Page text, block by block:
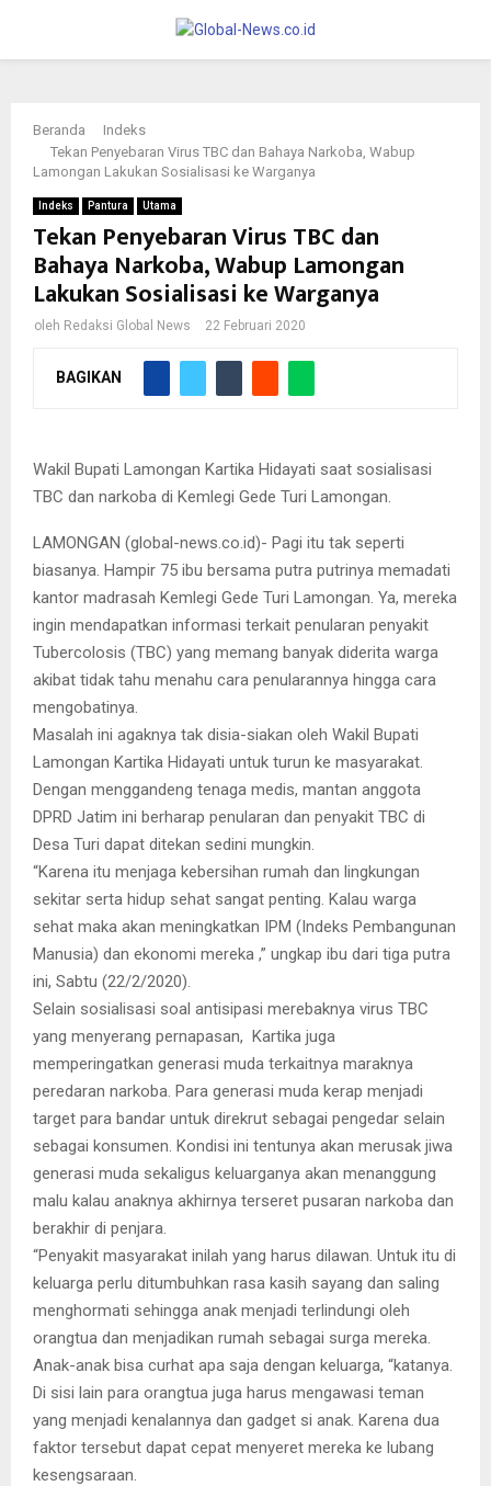
PRIMARY
MENU
Beranda
Indeks
Tekan Penyebaran Virus TBC dan Bahaya Narkoba, Wabup
Lamongan Lakukan Sosialisasi ke Warganya
Indeks Pantura Utama
Tekan Penyebaran Virus TBC dan
Bahaya Narkoba, Wabup Lamongan
Lakukan Sosialisasi ke Warganya
oleh Redaksi Global News 22 Februari 2020
BAGIKAN
Wakil Bupati Lamongan Kartika Hidayati saat sosialisasi
TBC dan narkoba di Kemlegi Gede Turi Lamongan.
LAMONGAN (global-news.co.id)- Pagi itu tak seperti
biasanya. Hampir 75 ibu bersama putra putrinya memadati
kantor madrasah Kemlegi Gede Turi Lamongan. Ya, mereka
ingin mendapatkan informasi terkait penularan penyakit
Tubercolosis (TBC) yang memang banyak diderita warga
akibat tidak tahu menahu cara penularannya hingga cara
mengobatinya.
Masalah ini agaknya tak disia-siakan oleh Wakil Bupati
Lamongan Kartika Hidayati untuk turun ke masyarakat.
Dengan menggandeng tenaga medis, mantan anggota
DPRD Jatim ini berharap penularan dan penyakit TBC di
Desa Turi dapat ditekan sedini mungkin.
“Karena itu menjaga kebersihan rumah dan lingkungan
sekitar serta hidup sehat sangat penting. Kalau warga
sehat maka akan meningkatkan IPM (Indeks Pembangunan
Manusia) dan ekonomi mereka ,” ungkap ibu dari tiga putra
ini, Sabtu (22/2/2020).
Selain sosialisasi soal antisipasi merebaknya virus TBC
yang menyerang pernapasan, Kartika juga
memperingatkan generasi muda terkaitnya maraknya
peredaran narkoba. Para generasi muda kerap menjadi
target para bandar untuk direkrut sebagai pengedar selain
sebagai konsumen. Kondisi ini tentunya akan merusak jiwa
generasi muda sekaligus keluarganya akan menanggung
malu kalau anaknya akhirnya terseret pusaran narkoba dan
berakhir di penjara.
“Penyakit masyarakat inilah yang harus dilawan. Untuk itu di
keluarga perlu ditumbuhkan rasa kasih sayang dan saling
menghormati sehingga anak menjadi terlindungi oleh
orangtua dan menjadikan rumah sebagai surga mereka.
Anak-anak bisa curhat apa saja dengan keluarga, “katanya.
Di sisi lain para orangtua juga harus mengawasi teman
yang menjadi kenalannya dan gadget si anak. Karena dua
faktor tersebut dapat cepat menyeret mereka ke lubang
kesengsaraan.